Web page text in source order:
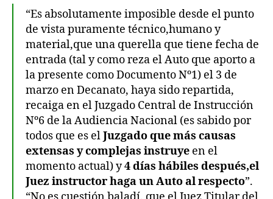
“Es absolutamente imposible desde el punto
de vista puramente técnico,humano y
material,que una querella que tiene fecha de
entrada (tal y como reza el Auto que aporto a
la presente como Documento Nº1) el 3 de
marzo en Decanato, haya sido repartida,
recaiga en el Juzgado Central de Instrucción
Nº6 de la Audiencia Nacional (es sabido por
todos que es elJuzgado que más causas
extensas y complejas instruye en el
momento actual) y4 días hábiles después,el
Juez instructor haga un Auto al respecto”.